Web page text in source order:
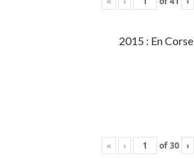
2015 : En Corse
« ‹ of30 ›